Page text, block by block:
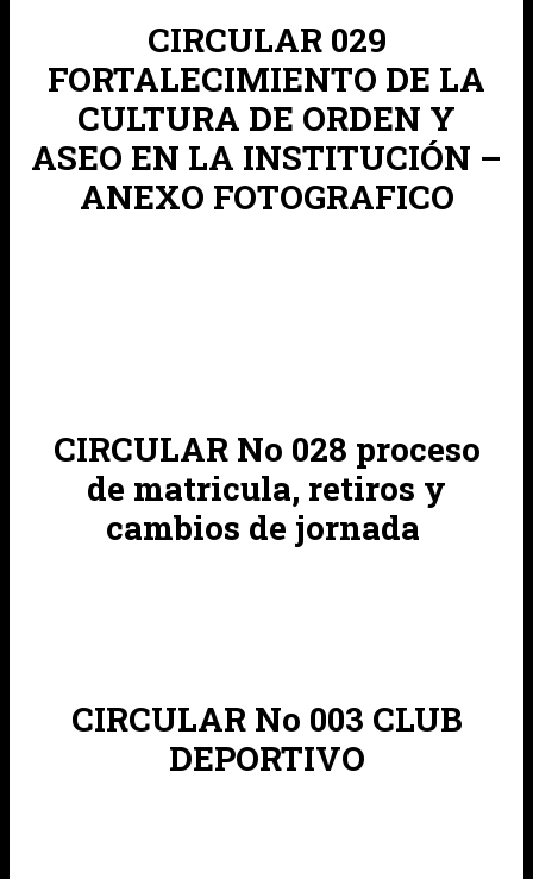
CIRCULAR 029
FORTALECIMIENTO DE LA
CULTURA DE ORDEN Y
ASEO EN LA INSTITUCIÓN –
ANEXO FOTOGRAFICO
CIRCULAR No 028 proceso
de matricula, retiros y
cambios de jornada
CIRCULAR No 003 CLUB
DEPORTIVO